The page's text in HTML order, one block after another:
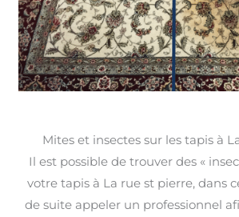
Mites et insectes sur les tapis à
Il est possible de trouver des «
votre tapis à La rue st pierre, dans
de suite appeler un professionnel